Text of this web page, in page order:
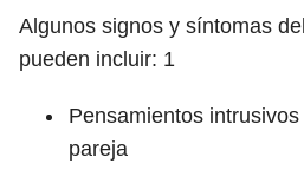
Algunos signos y síntomas
pueden incluir: 1
Pensamientos
pareja